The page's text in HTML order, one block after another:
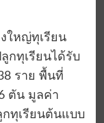
ใหญ่ทุเรียน
กทุเรียนได้รับ
ราย พื้นที่
ตัน มูลค่า
กทุเรียนต้นแบบ